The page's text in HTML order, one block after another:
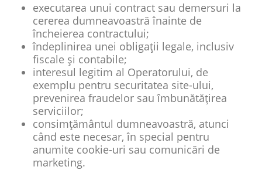
executarea unui contract sau demersuri la
cererea dumneavoastră înainte de
încheierea contractului;
îndeplinirea unei obligații legale, inclusiv
fiscale și contabile;
interesul legitim al Operatorului, de
exemplu pentru securitatea site-ului,
prevenirea fraudelor sau îmbunătățirea
serviciilor;
consimțământul dumneavoastră, atunci
când este necesar, în special pentru
anumite cookie-uri sau comunicări de
marketing.